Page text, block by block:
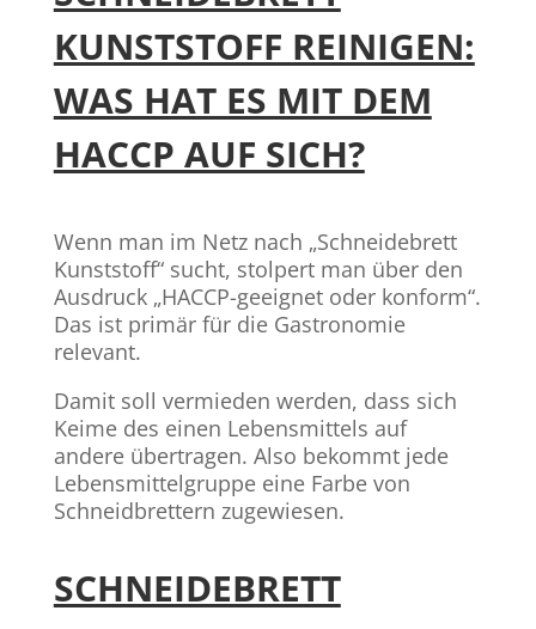
KUNSTSTOFF REINIGEN:
WAS HAT ES MIT DEM
HACCP AUF SICH?
Wenn man im Netz nach „Schneidebrett
Kunststoff“ sucht, stolpert man über den
Ausdruck „HACCP-geeignet oder konform“.
Das ist primär für die Gastronomie
relevant.
Damit soll vermieden werden, dass sich
Keime des einen Lebensmittels auf
andere übertragen. Also bekommt jede
Lebensmittelgruppe eine Farbe von
Schneidbrettern zugewiesen.
SCHNEIDEBRETT